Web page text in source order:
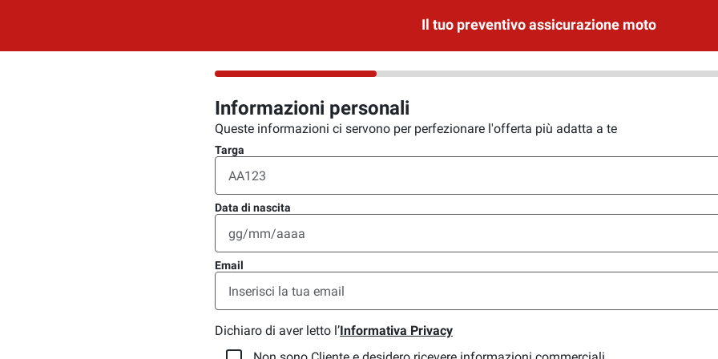
Il tuo preventivo assicurazione moto
Informazioni personali
Queste informazioni ci servono per perfezionare l'offerta più adatta a te
Targa
Data di nascita
Email
Dichiaro di aver letto l’Informativa Privacy, (scarica il documento)